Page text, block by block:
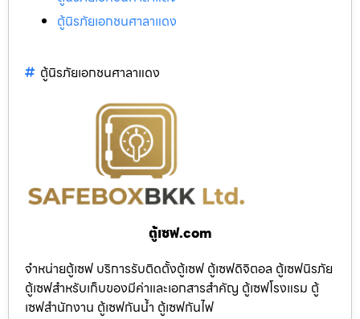
ตู้นิรภัยเอกชนศาลาแดง
ตู้นิรภัยเอกชนศาลาแดง
ตู้เซฟ.com
จำหน่ายตู้เซฟ บริการรับติดตั้งตู้เซฟ ตู้เซฟดิจิตอล ตู้เซฟนิรภัย
ตู้เซฟสำหรับเก็บของมีค่าและเอกสารสำคัญ ตู้เซฟโรงแรม ตู้
เซฟสำนักงาน ตู้เซฟกันน้ำ ตู้เซฟกันไฟ